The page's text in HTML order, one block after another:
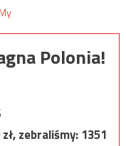
Polonia!
zł, zebraliśmy:1351